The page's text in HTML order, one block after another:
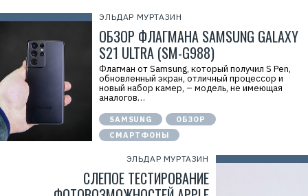
ЭЛЬДАР МУРТАЗИН
ОБЗОР ФЛАГМАНА SAMSUNG GALAXY
S21 ULTRA (SM-G988)
Флагман от Samsung, который получил S Pen,
обновленный экран, отличный процессор и
новый набор камер, – модель, не имеющая
аналогов…
SAMSUNG
ОБЗОР
СМАРТФОНЫ
ЭЛЬДАР МУРТАЗИН
СЛЕПОЕ ТЕСТИРОВАНИЕ